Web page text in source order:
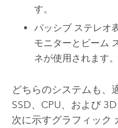
す。
パッシブ ステレオ
モニターとビーム
ネが使用されます。
どちらのシステムも、
SSD、CPU、および
次に示すグラフィック